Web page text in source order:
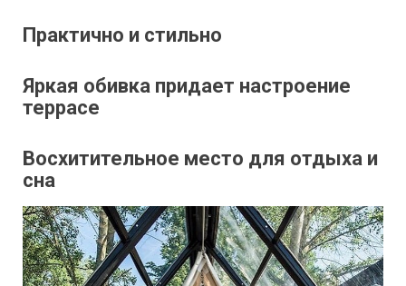
Практично и стильно
Яркая обивка придает настроение
террасе
Восхитительное место для отдыха и
сна